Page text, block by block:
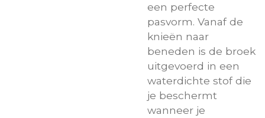
een perfecte
pasvorm. Vanaf de
knieën naar
beneden is de broek
uitgevoerd in een
waterdichte stof die
je beschermt
wanneer je